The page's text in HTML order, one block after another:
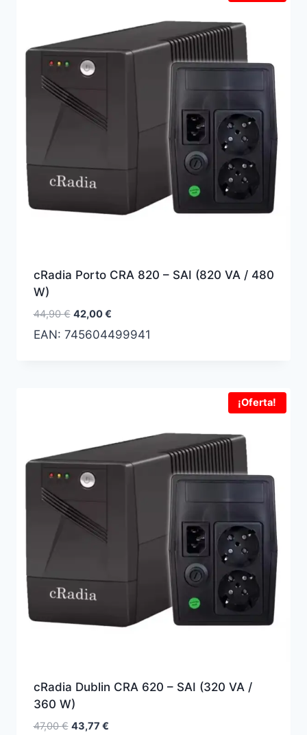
alto
cRadia Porto CRA 820 – SAI (820 VA / 480
W)
44,90€ El
precio
42,00€El
precio
EAN: 745604499941
¡Oferta!
cRadia Dublin CRA 620 – SAI (320 VA /
360 W)
47,00€ El
43,77 €El